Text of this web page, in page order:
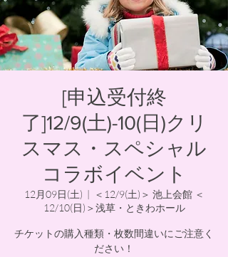
[申込受付終
了]12/9(土)-10(日)クリ
スマス・スペシャル
コラボイベント
12月09日(土)
  |
＜12/9(土)＞ 池上会館 ＜
12/10(日)＞浅草・ときわホール
チケットの購入種類・枚数間違いにご注意く
ださい！